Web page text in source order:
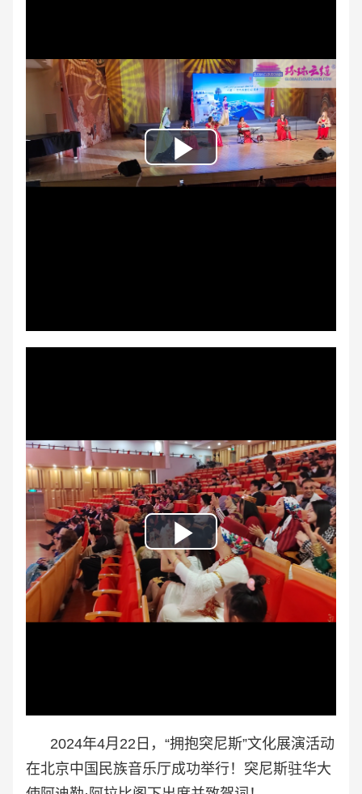
Play
Play
Video
2024年4月22日， “拥抱突尼斯”文化展演活动
在北京中国民族音乐厅成功举行！突尼斯驻华大